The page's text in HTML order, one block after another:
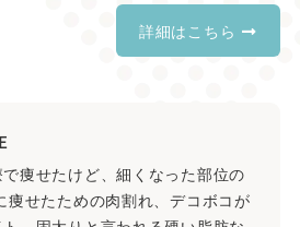
詳細はこちら
痩せたけど、細くなった部位の
痩せたための肉割れ、デコボコが